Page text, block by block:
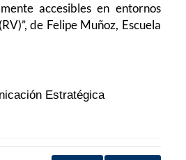
accesibles en entornos
de Felipe Muñoz, Escuela
Estratégica